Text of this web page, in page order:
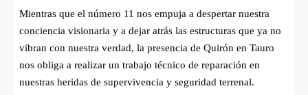
Mientras que el número 11 nos empuja a despertar nuestra
conciencia visionaria y a dejar atrás las estructuras que ya no
vibran con nuestra verdad, la presencia de Quirón en Tauro
nos obliga a realizar un trabajo técnico de reparación en
nuestras heridas de supervivencia y seguridad terrenal.